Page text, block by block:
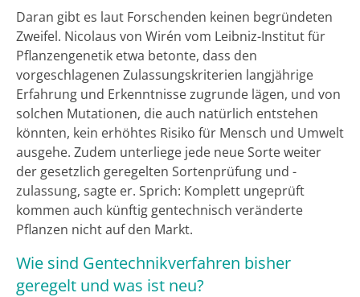
Daran gibt es laut Forschenden keinen begründeten
Zweifel. Nicolaus von Wirén vom Leibniz-Institut für
Pflanzengenetik etwa betonte, dass den
vorgeschlagenen Zulassungskriterien langjährige
Erfahrung und Erkenntnisse zugrunde lägen, und von
solchen Mutationen, die auch natürlich entstehen
könnten, kein erhöhtes Risiko für Mensch und Umwelt
ausgehe. Zudem unterliege jede neue Sorte weiter
der gesetzlich geregelten Sortenprüfung und -
zulassung, sagte er. Sprich: Komplett ungeprüft
kommen auch künftig gentechnisch veränderte
Pflanzen nicht auf den Markt.
Wie sind Gentechnikverfahren bisher
geregelt und was ist neu?